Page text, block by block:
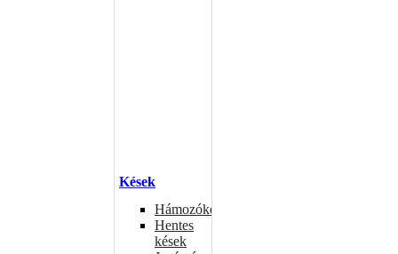
Kések
Hámozókések
Hentes
kések